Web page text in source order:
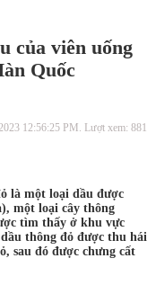
của viên uống
Quốc
12:56:25 PM. Lượt xem: 881
là một loại dầu được
một loại cây thông
tìm thấy ở khu vực
thông đỏ được thu hái
sau đó được chưng cất